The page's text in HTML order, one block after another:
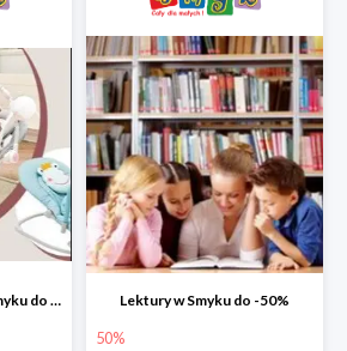
Leżaczki i huśtawki w Smyku do -30% Lektury w Smyku do -50%
50%